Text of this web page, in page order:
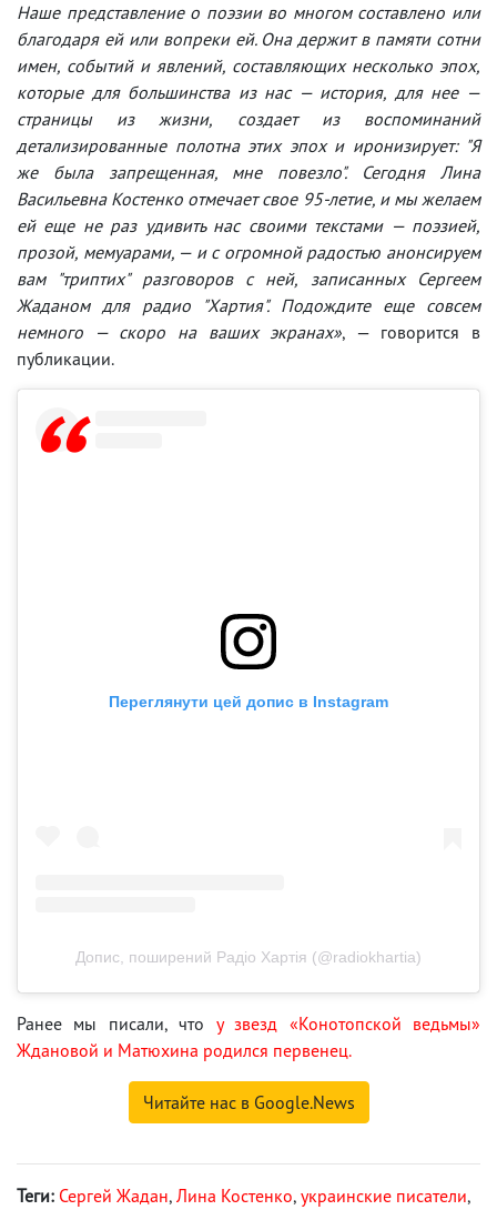
Наше представление о поэзии во многом составлено или
благодаря ей или вопреки ей. Она держит в памяти сотни
имен, событий и явлений, составляющих несколько эпох,
которые для большинства из нас — история, для нее —
страницы из жизни, создает из воспоминаний
детализированные полотна этих эпох и иронизирует: "Я
же была запрещенная, мне повезло". Сегодня Лина
Васильевна Костенко отмечает свое 95-летие, и мы желаем
ей еще не раз удивить нас своими текстами — поэзией,
прозой, мемуарами, — и с огромной радостью анонсируем
вам "триптих" разговоров с ней, записанных Сергеем
Жаданом для радио "Хартия". Подождите еще совсем
немного — скоро на ваших экранах», — говорится в
публикации.
Переглянути цей допис в Instagram
Допис, поширений Радіо Хартія (@radiokhartia)
Ранее мы писали, что у звезд «Конотопской ведьмы»
Ждановой и Матюхина родился первенец.
Читайте нас в Google.News
Теги: Сергей Жадан, Лина Костенко, украинские писатели,